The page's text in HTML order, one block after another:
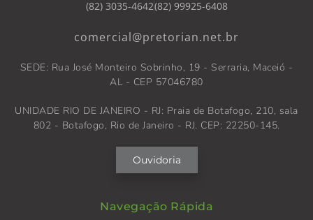
(82) 3035-4642(82) 99925-6408
comercial@pretorian.net.br
SEDE: Rua José Monteiro Sobrinho, 19 - Serraria, Maceió -
AL - CEP 57046780
UNIDADE RIO DE JANEIRO - RJ: Praia de Botafogo, 210, sala
802 - Botafogo, Rio de Janeiro - RJ. CEP: 22250-145.
Ouvidoria
Navegação Rápida